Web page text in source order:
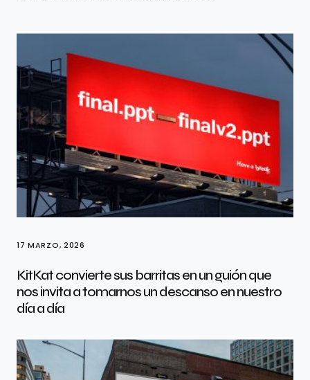
17 MARZO, 2026
KitKat convierte sus barritas en un guión que
nos invita a tomarnos un descanso en nuestro
día a día